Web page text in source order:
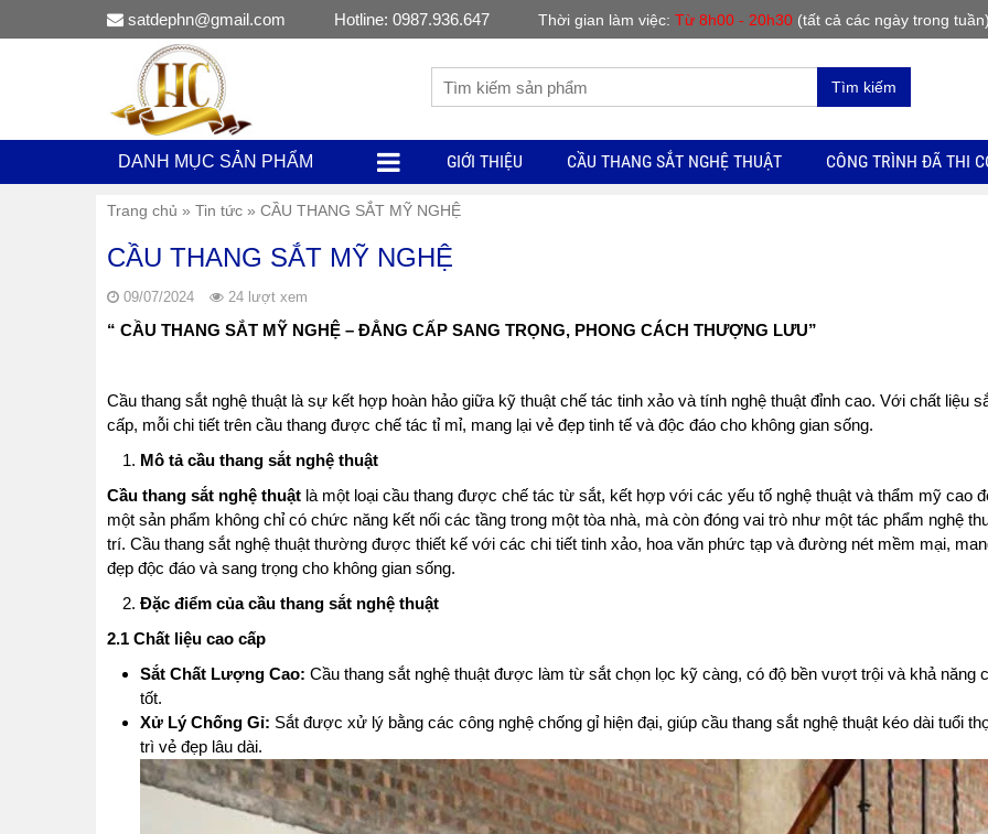
satdephn@gmail.com Hotline: 0987.936.647 Thời gian làm việc: Từ 8h00 - 20h30 (tất cả các ngày trong
Tìm kiếm
DANH MỤC SẢN PHẨM GIỚI THIỆU CẦU THANG SẮT NGHỆ THUẬT CÔNG TRÌNH ĐÃ THI
Trang chủ » Tin tức » CẦU THANG SẮT MỸ NGHỆ
CẦU THANG SẮT MỸ NGHỆ
09/07/2024 24 lượt xem
“ CẦU THANG SẮT MỸ NGHỆ – ĐẲNG CẤP SANG TRỌNG, PHONG CÁCH THƯỢNG LƯU”
Cầu thang sắt nghệ thuật là sự kết hợp hoàn hảo giữa kỹ thuật chế tác tinh xảo và tính nghệ thuật đỉnh cao. Với chất liệu
cấp, mỗi chi tiết trên cầu thang được chế tác tỉ mỉ, mang lại vẻ đẹp tinh tế và độc đáo cho không gian sống.
Mô tả cầu thang sắt nghệ thuật
Cầu thang sắt nghệ thuật là một loại cầu thang được chế tác từ sắt, kết hợp với các yếu tố nghệ thuật và thẩm mỹ cao
một sản phẩm không chỉ có chức năng kết nối các tầng trong một tòa nhà, mà còn đóng vai trò như một tác phẩm nghệ
trí. Cầu thang sắt nghệ thuật thường được thiết kế với các chi tiết tinh xảo, hoa văn phức tạp và đường nét mềm mại,
đẹp độc đáo và sang trọng cho không gian sống.
Đặc điểm của cầu thang sắt nghệ thuật
2.1 Chất liệu cao cấp
Sắt Chất Lượng Cao: Cầu thang sắt nghệ thuật được làm từ sắt chọn lọc kỹ càng, có độ bền vượt trội và khả năng
tốt.
Xử Lý Chống Gỉ: Sắt được xử lý bằng các công nghệ chống gỉ hiện đại, giúp cầu thang sắt nghệ thuật kéo dài tuổi
trì vẻ đẹp lâu dài.